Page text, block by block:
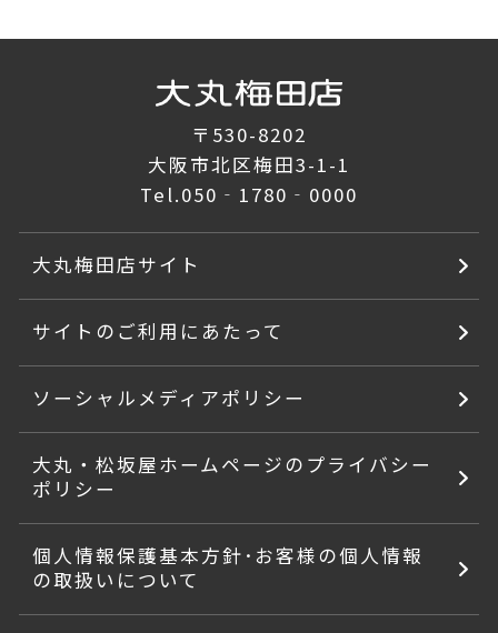
〒530-8202
大阪市北区梅田3-1-1
Tel.050‐1780‐0000
大丸梅田店サイト
サイトのご利用にあたって
ソーシャルメディアポリシー
大丸・松坂屋ホームページのプライバシー
ポリシー
個人情報保護基本方針･お客様の個人情報
の取扱いについて